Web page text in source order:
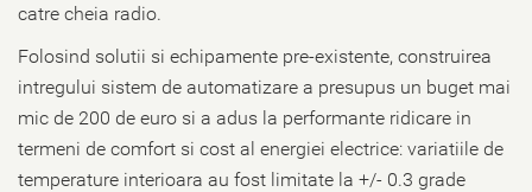
catre cheia radio.
Folosind solutii si echipamente pre-existente, construirea
intregului sistem de automatizare a presupus un buget mai
mic de 200 de euro si a adus la performante ridicare in
termeni de comfort si cost al energiei electrice: variatiile de
temperature interioara au fost limitate la +/- 0.3 grade